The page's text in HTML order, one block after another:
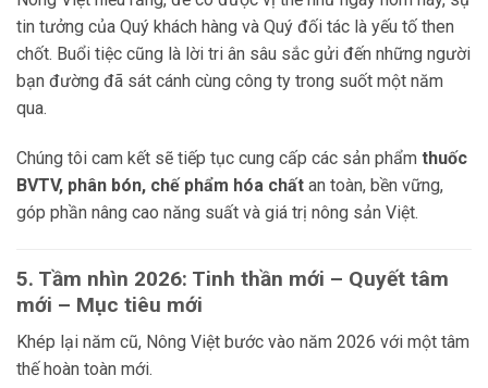
tin tưởng của Quý khách hàng và Quý đối tác là yếu tố then
chốt. Buổi tiệc cũng là lời tri ân sâu sắc gửi đến những người
bạn đường đã sát cánh cùng công ty trong suốt một năm
qua.
Chúng tôi cam kết sẽ tiếp tục cung cấp các sản phẩm thuốc
BVTV, phân bón, chế phẩm hóa chất an toàn, bền vững,
góp phần nâng cao năng suất và giá trị nông sản Việt.
5. Tầm nhìn 2026: Tinh thần mới – Quyết tâm
mới – Mục tiêu mới
Khép lại năm cũ, Nông Việt bước vào năm 2026 với một tâm
thế hoàn toàn mới.